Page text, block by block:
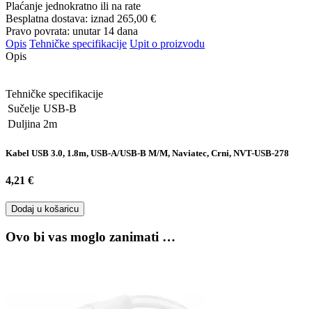
Plaćanje jednokratno ili na rate
Besplatna dostava: iznad 265,00 €
Pravo povrata: unutar 14 dana
Opis Tehničke specifikacije Upit o proizvodu
Opis
Tehničke specifikacije
Sučelje USB-B
Duljina 2m
Kabel USB 3.0, 1.8m, USB-A/USB-B M/M, Naviatec, Crni, NVT-USB-278
4,21 €
Dodaj u košaricu
Ovo bi vas moglo zanimati …